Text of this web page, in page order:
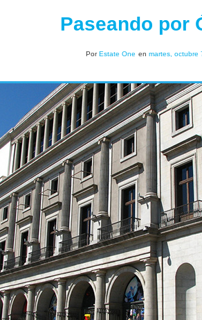
Paseando por
PorEstate One enmartes, octubre